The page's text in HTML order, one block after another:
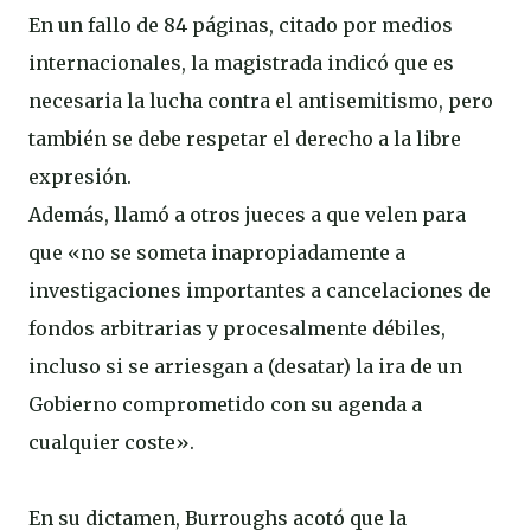
En un fallo de 84 páginas, citado por medios
internacionales, la magistrada indicó que es
necesaria la lucha contra el antisemitismo, pero
también se debe respetar el derecho a la libre
expresión.
Además, llamó a otros jueces a que velen para
que «no se someta inapropiadamente a
investigaciones importantes a cancelaciones de
fondos arbitrarias y procesalmente débiles,
incluso si se arriesgan a (desatar) la ira de un
Gobierno comprometido con su agenda a
cualquier coste».
En su dictamen, Burroughs acotó que la